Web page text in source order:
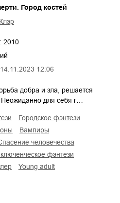
14.11.2023 12:06
Город костей
2010
добра и зла, решается
Неожиданно для себя г…
городское фэнтези
вампиры
спасение человечества
фэнтези
young adult